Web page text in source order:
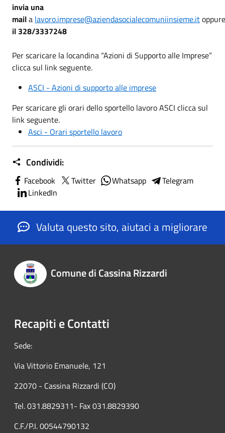
invia una
maila lavoro.imprese@aziendasocialecomuniinsieme.it
il 328/3337248
Per scaricare la locandina “Azioni di Supporto alle Imprese”
clicca sul link seguente.
ASCI - Azioni di supporto alle imprese
Per scaricare gli orari dello sportello lavoro ASCI clicca sul
link seguente.
Asci - Orari sportello lavoro
Condividi:
Facebook Twitter Whatsapp
Telegram
LinkedIn
Valuta questo sito, aiutaci a migliorare
Comune di Cassina Rizzardi
Recapiti e Contatti
Sede:
Via Vittorio Emanuele, 121
22070 - Cassina Rizzardi (CO)
Tel. 031.8829311- Fax 031.8829390
C.F./P.I. 00544790132